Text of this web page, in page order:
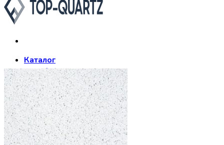
Каталог
Asterum
Аварус
Avantquartz
Belenco
Caesarstone
Cambria
Compac